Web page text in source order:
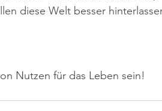
diese Welt besser
Nutzen für das Leben sein!